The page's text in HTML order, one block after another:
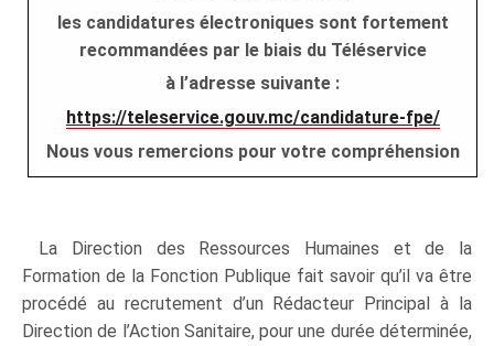
les candidatures électroniques sont fortement
recommandées par le biais du Téléservice
à l’adresse suivante :
https://teleservice.gouv.mc/candidature-fpe/
Nous vous remercions pour votre compréhension
La Direction des Ressources Humaines et de la
Formation de la Fonction Publique fait savoir qu’il va être
procédé au recrutement d’un Rédacteur Principal à la
Direction de l’Action Sanitaire, pour une durée déterminée,